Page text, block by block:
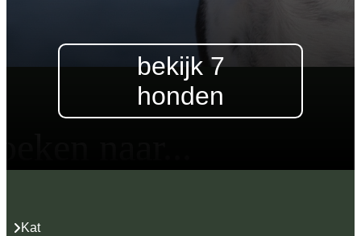
bekijk 7
honden
Kat